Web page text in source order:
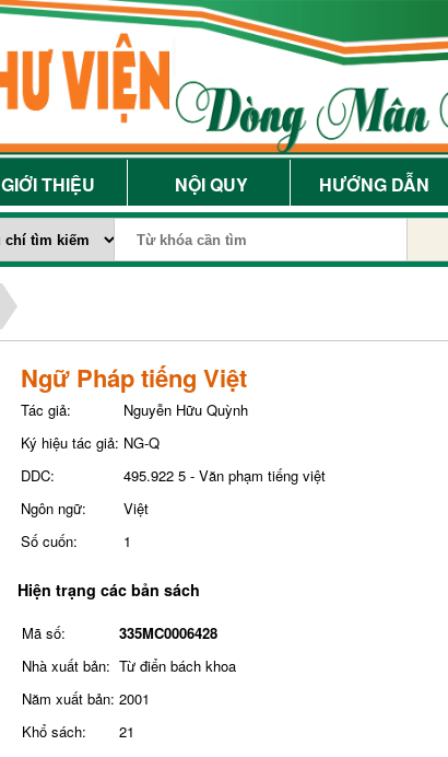
GIỚI THIỆU NỘI QUY HƯỚNG DẪN
Ngữ Pháp tiếng Việt
Tác giả:
Nguyễn Hữu Quỳnh
Ký hiệu tác giả: NG-Q
DDC:
495.922 5 - Văn phạm tiếng việt
Ngôn ngữ:
Việt
Số cuốn:
1
Hiện trạng các bản sách
Mã số:
335MC0006428
Nhà xuất bản: Từ điển bách khoa
Năm xuất bản: 2001
Khổ sách:
21